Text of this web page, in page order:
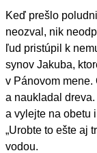
Keď prešlo
neozval, nik
ľud pristúpil k
synov Jakuba,
v Pánovom mene.
a naukladal
a vylejte na obetu
„Urobte to ešte aj
vodou.